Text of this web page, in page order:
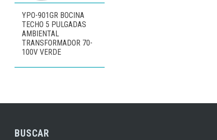
YPO-901GR BOCINA
TECHO 5 PULGADAS
AMBIENTAL
TRANSFORMADOR 70-
100V VERDE
BUSCAR